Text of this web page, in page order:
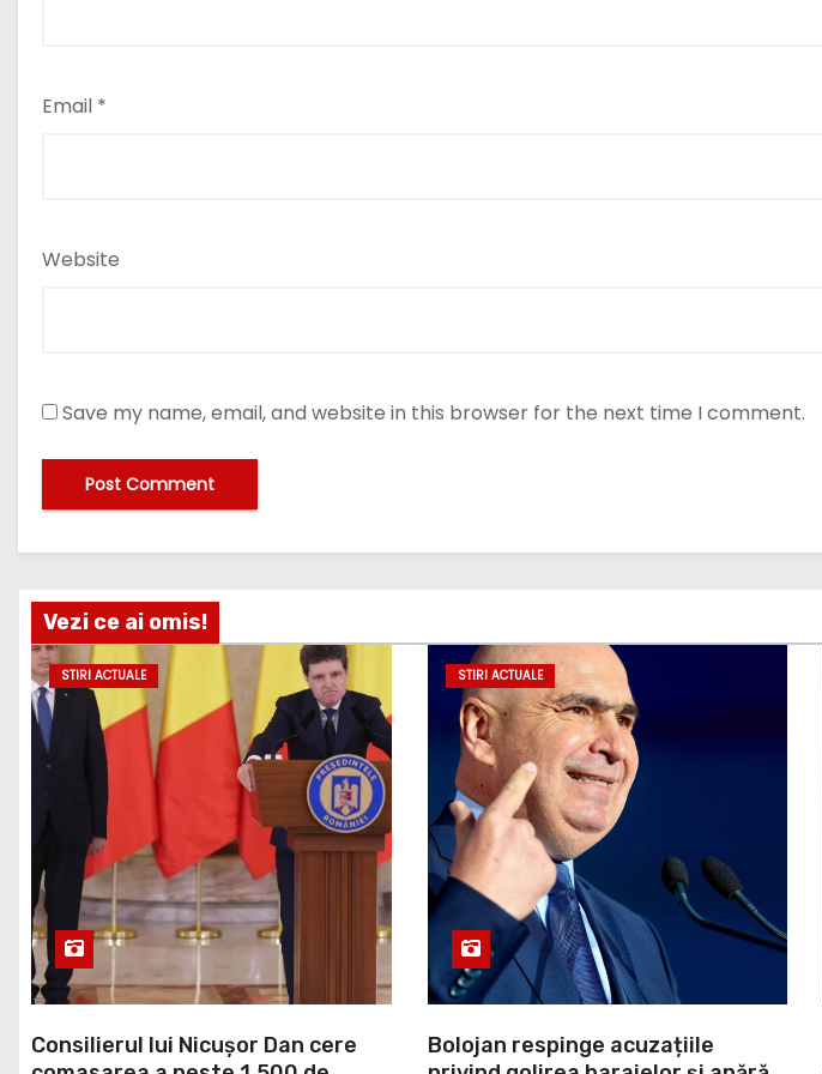
Email *
Website
Save my name, email, and website in this browser for the next time I comment.
Vezi ce ai omis!
STIRI ACTUALE
Consilierul lui Nicușor Dan cere
STIRI ACTUALE
Bolojan respinge acuzațiile